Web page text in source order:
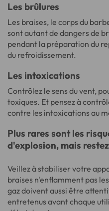
Les brûlures
Les braises, le corps du
sont autant de dangers de
pendant la préparation du
du refroidissement.
Les intoxications
Contrôlez le sens du vent,
toxiques. Et pensez à
contre les intoxications au
Plus rares sont les
d'explosion, mais
Veillez à stabiliser votre
braises n'enflamment pas
gaz doivent aussi être
entretenus avant chaque